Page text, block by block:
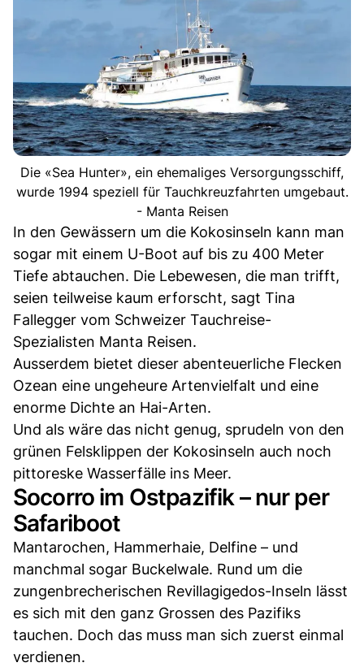
Die «Sea Hunter», ein ehemaliges Versorgungsschiff,
wurde 1994 speziell für Tauchkreuzfahrten umgebaut.
- Manta Reisen
In den Gewässern um die Kokosinseln kann man
sogar mit einem U-Boot auf bis zu 400 Meter
Tiefe abtauchen. Die Lebewesen, die man trifft,
seien teilweise kaum erforscht, sagt Tina
Fallegger vom Schweizer Tauchreise-
Spezialisten Manta Reisen.
Ausserdem bietet dieser abenteuerliche Flecken
Ozean eine ungeheure Artenvielfalt und eine
enorme Dichte an Hai-Arten.
Und als wäre das nicht genug, sprudeln von den
grünen Felsklippen der Kokosinseln auch noch
pittoreske Wasserfälle ins Meer.
Socorro im Ostpazifik – nur per
Safariboot
Mantarochen, Hammerhaie, Delfine – und
manchmal sogar Buckelwale. Rund um die
zungenbrecherischen Revillagigedos-Inseln lässt
es sich mit den ganz Grossen des Pazifiks
tauchen. Doch das muss man sich zuerst einmal
verdienen.